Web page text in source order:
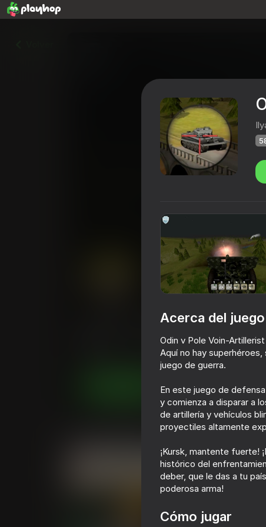
Odin v Pole Voin - Artillerist
Calificación de Playhop 4,0
Acción Ilya Yashin
Acerca del juego
Odin v Pole Voin-
Aquí no hay
juego de guerra.
En este juego de
y comienza a disparar a
de artillería y vehículos
proyectiles altamente
¡Kursk, mantente fuerte!
histórico del
deber, que le das a tu
poderosa arma!
Cómo jugar